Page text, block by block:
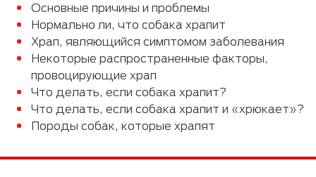
Основные причины и проблемы
Нормально ли, что собака храпит
Храп, являющийся симптомом заболевания
Некоторые распространенные факторы,
провоцирующие храп
Что делать, если собака храпит?
Что делать, если собака храпит и «хрюкает»?
Породы собак, которые храпят